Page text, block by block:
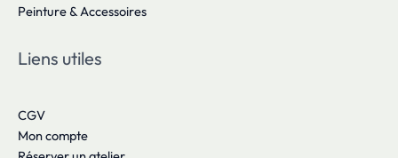
Peinture & Accessoires
Liens utiles
CGV
Mon compte